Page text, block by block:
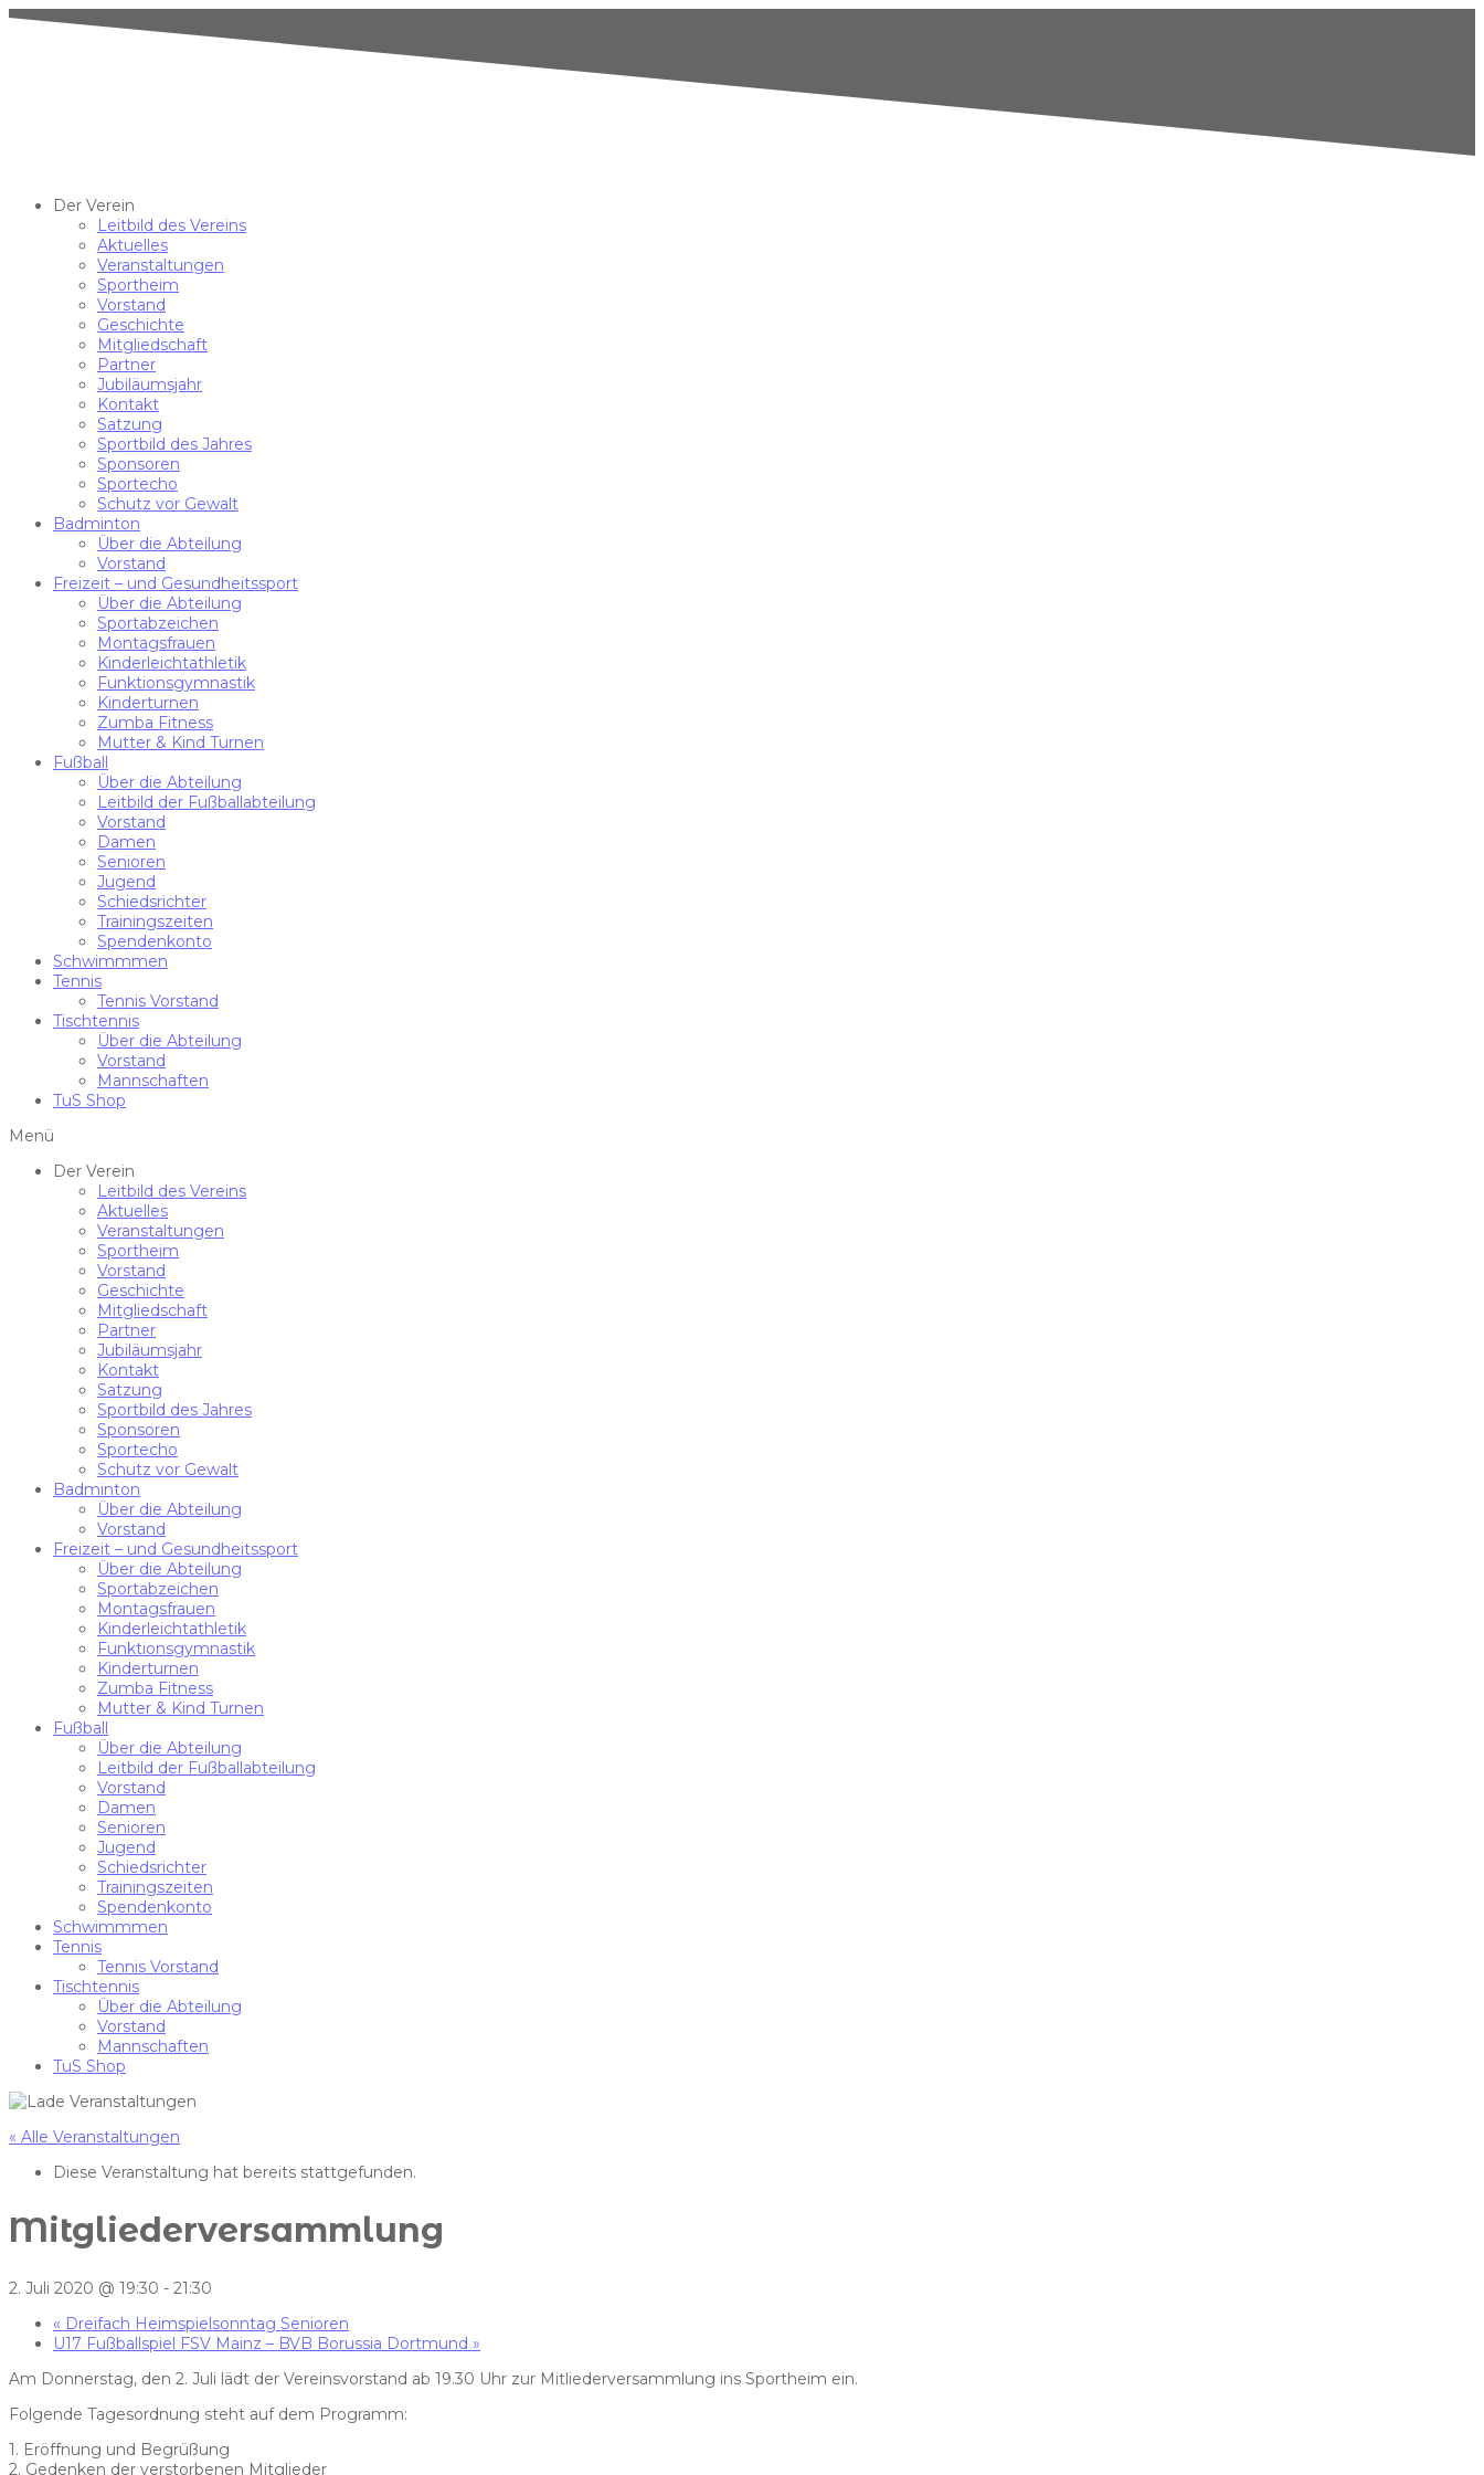
Der Verein
Leitbild des Vereins
Aktuelles
Veranstaltungen
Sportheim
Vorstand
Geschichte
Mitgliedschaft
Partner
Jubiläumsjahr
Kontakt
Satzung
Sportbild des Jahres
Sponsoren
Sportecho
Schutz vor Gewalt
Badminton
Über die Abteilung
Vorstand
Freizeit – und Gesundheitssport
Über die Abteilung
Sportabzeichen
Montagsfrauen
Kinderleichtathletik
Funktionsgymnastik
Kinderturnen
Zumba Fitness
Mutter & Kind Turnen
Fußball
Über die Abteilung
Leitbild der Fußballabteilung
Vorstand
Damen
Senioren
Jugend
Schiedsrichter
Trainingszeiten
Spendenkonto
Schwimmmen
Tennis
Tennis Vorstand
Tischtennis
Über die Abteilung
Vorstand
Mannschaften
TuS Shop
Menü
Der Verein
Leitbild des Vereins
Aktuelles
Veranstaltungen
Sportheim
Vorstand
Geschichte
Mitgliedschaft
Partner
Jubiläumsjahr
Kontakt
Satzung
Sportbild des Jahres
Sponsoren
Sportecho
Schutz vor Gewalt
Badminton
Über die Abteilung
Vorstand
Freizeit – und Gesundheitssport
Über die Abteilung
Sportabzeichen
Montagsfrauen
Kinderleichtathletik
Funktionsgymnastik
Kinderturnen
Zumba Fitness
Mutter & Kind Turnen
Fußball
Über die Abteilung
Leitbild der Fußballabteilung
Vorstand
Damen
Senioren
Jugend
Schiedsrichter
Trainingszeiten
Spendenkonto
Schwimmmen
Tennis
Tennis Vorstand
Tischtennis
Über die Abteilung
Vorstand
Mannschaften
TuS Shop
« Alle Veranstaltungen
Diese Veranstaltung hat bereits stattgefunden.
Mitgliederversammlung
2. Juli 2020 @ 19:30 - 21:30
« Dreifach Heimspielsonntag Senioren
U17 Fußballspiel FSV Mainz – BVB Borussia Dortmund »
Am Donnerstag, den 2. Juli lädt der Vereinsvorstand ab 19.30 Uhr zur Mitliederversammlung ins Sportheim ein.
Folgende Tagesordnung steht auf dem Programm:
1. Eröffnung und Begrüßung
2. Gedenken der verstorbenen Mitglieder